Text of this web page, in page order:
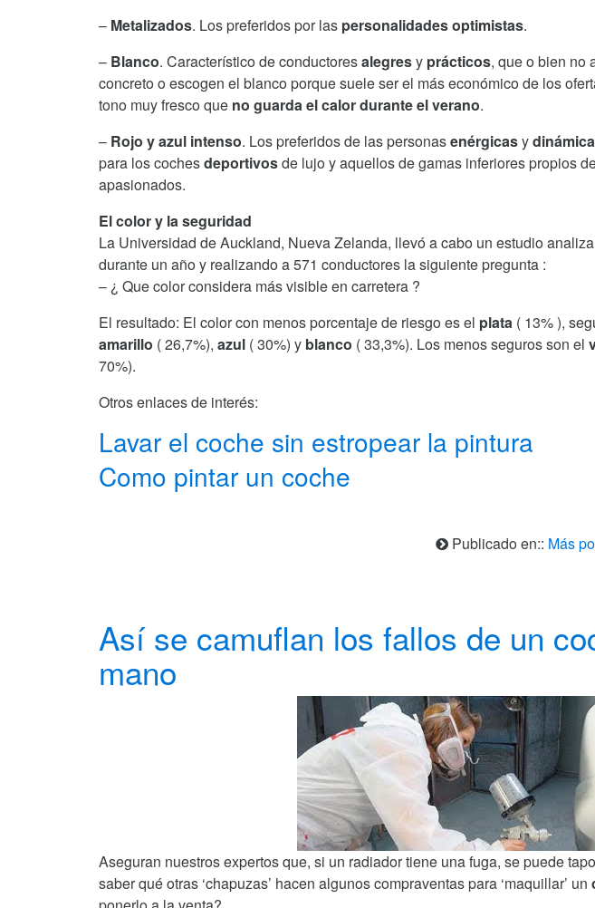
– Metalizados. Los preferidos por las personalidades optimistas.
– Blanco. Característico de conductoresalegresy prácticos, que o bien no
concreto o escogen el blanco porque suele ser el más económico de los
tono muy fresco que no guarda el calor durante el verano.
– Rojo y azul intenso. Los preferidos de las personasenérgicasy
para los cochesdeportivosde lujo y aquellos de gamas inferiores propios
apasionados.
El color y la seguridad
La Universidad de Auckland, Nueva Zelanda, llevó a cabo un estudio
durante un año y realizando a 571 conductores la siguiente pregunta :
– ¿ Que color considera más visible en carretera ?
El resultado: El color con menos porcentaje de riesgo es el plata ( 13% ),
amarillo ( 26,7%), azul ( 30%) y blanco ( 33,3%). Los menos seguros son el
70%).
Otros enlaces de interés:
Lavar el coche sin estropear la pintura
Como pintar un coche
Publicado en:: Más
Así se camuflan los fallos de un
mano
Aseguran nuestros expertos que, si un radiador tiene una fuga, se puede
saber qué otras ‘chapuzas’ hacen algunos compraventas para ‘maquillar’ un